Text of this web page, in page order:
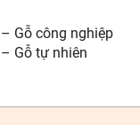
– Gỗ công nghiệp
– Gỗ tự nhiên